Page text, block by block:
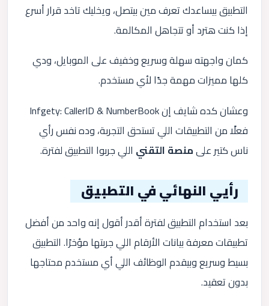
التطبيق بيساعدك تعرف مين بيتصل، ويخليك تاخد قرار أسرع
إذا كنت هترد أو تتجاهل المكالمة.
كمان واجهته سهلة وسريع وخفيف على الموبايل، ودي
كلها مميزات مهمة جدًا لأي مستخدم.
وعشان كده شايف إن Infgety: CallerID & NumberBook
فعلًا من التطبيقات اللي تستحق التجربة، وده نفس رأي
ناس كتير علىمنصة التقني اللي جربوا التطبيق لفترة.
رأيي النهائي في التطبيق
بعد استخدام التطبيق لفترة أقدر أقول إنه واحد من أفضل
تطبيقات معرفة بيانات الأرقام اللي جربتها مؤخرًا. التطبيق
بسيط وسريع وبيقدم الوظائف اللي أي مستخدم محتاجها
بدون تعقيد.